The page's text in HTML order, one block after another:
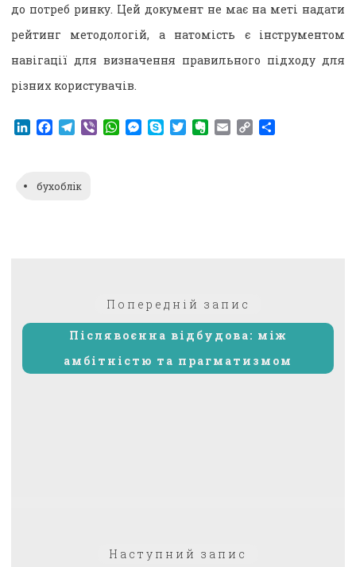
до потреб ринку. Цей документ не має на меті надати
рейтинг методологій, а натомість є інструментом
навігації для визначення правильного підходу для
різних користувачів.
LinkedIn
Facebook
Telegram
ViberWhatsApp
Messenger
SkypeTwitterEvernote
EmailCopy
бухоблік
Попередній запис
Післявоєнна відбудова: між
амбітністю та прагматизмом
Наступний запис